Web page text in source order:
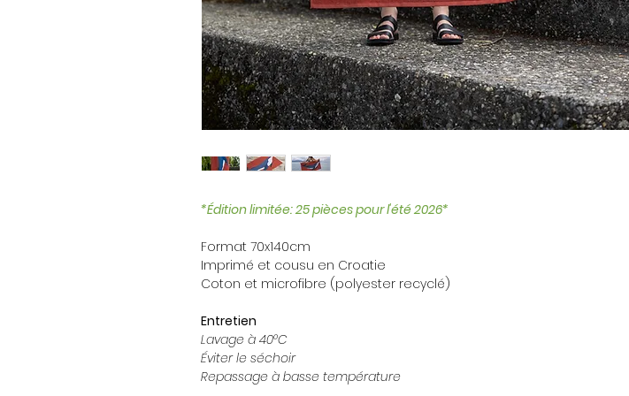
*Édition limitée: 25 pièces pour l'été 2026*
Format 70x140cm
Imprimé et cousu en Croatie
Coton et microfibre (polyester recyclé)
Entretien
Lavage à 40°C
Éviter le séchoir
Repassage à basse température